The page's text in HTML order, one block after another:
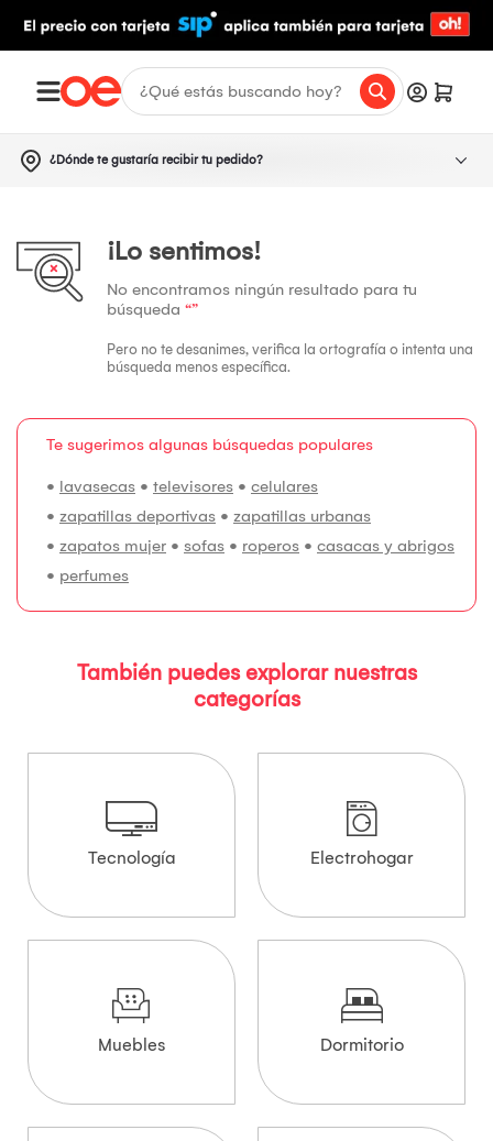
¿Dónde te gustaría recibir tu pedido?
¡Lo sentimos!
No encontramos ningún resultado para tu
búsqueda “”
Pero no te desanimes, verifica la ortografía o intenta una
búsqueda menos específica.
Te sugerimos algunas búsquedas populares
• lavasecas • televisores • celulares
• zapatillas deportivas • zapatillas urbanas
• zapatos mujer • sofas • roperos • casacas y abrigos
• perfumes
También puedes explorar nuestras
categorías
Tecnología Electrohogar
Muebles Dormitorio